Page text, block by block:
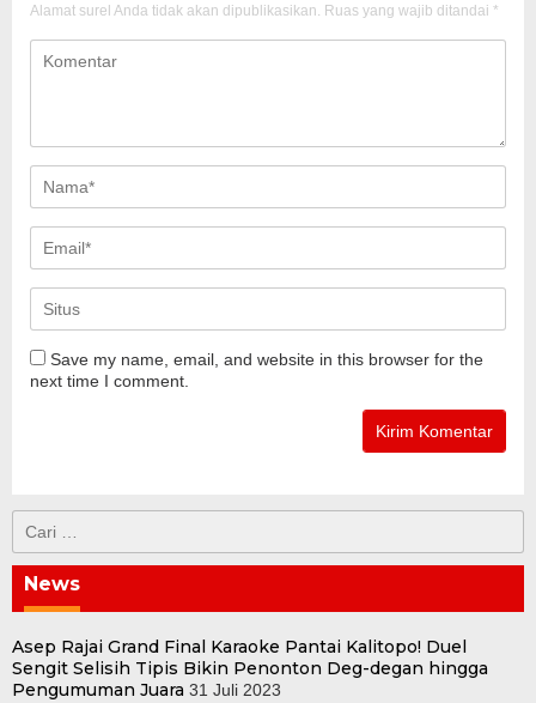
Alamat surel Anda tidak akan dipublikasikan. Ruas yang wajib ditandai *
Save my name, email, and website in this browser for the
next time I comment.
untuk:
News
Asep Rajai Grand Final Karaoke Pantai Kalitopo! Duel
Sengit Selisih Tipis Bikin Penonton Deg-degan hingga
Pengumuman Juara 31 Juli 2023